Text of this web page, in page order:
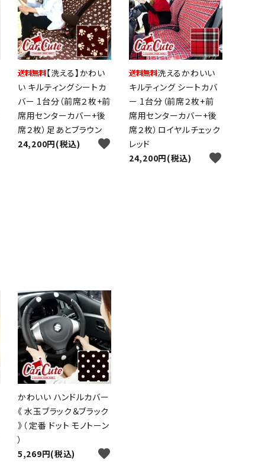
【洗える】かわい
い キルティングシートカ
バー 1台分（前席２枚+前
席用センターカバー+後
席２枚）足あとブラウン
24,200円(税込)
favorite
洗えるかわいい
キルティング シートカバ
ー 1台分（前席２枚+前
席用センターカバー+後
席２枚）ロイヤルチェック
レッド
24,200円(税込)
favorite
かわいい ハンドルカバー
《 水玉ブラック＆ブラック
》（ 定番 ドット モノトーン
）
5,269円(税込)
favorite